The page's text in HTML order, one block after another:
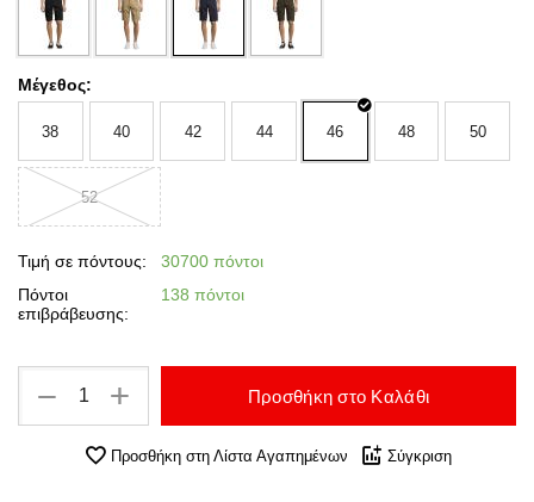
Μέγεθος:
38 40 42 44 46 48 50
52
Τιμή σε πόντους:
30700 πόντοι
Πόντοι
επιβράβευσης:
138 πόντοι
+
− Προσθήκη στο Καλάθι
Προσθήκη στη Λίστα Αγαπημένων Σύγκριση